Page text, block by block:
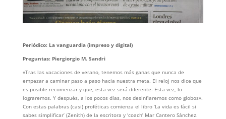
Periódico: La vanguardia (impreso y digital)
Preguntas: Piergiorgio M. Sandri
«Tras las vacaciones de verano, tenemos más ganas que nunca de
empezar a caminar paso a paso hacia nuestra meta. El reloj nos dice que
es posible recomenzar y que, esta vez será diferente. Esta vez, lo
lograremos. Y después, a los pocos días, nos desinflaremos como globos».
Con estas palabras (casi) proféticas comienza el libro ‘La vida es fácil si
sabes simplificar’ (Zenith) de la escritora y ‘coach’ Mar Cantero Sánchez.